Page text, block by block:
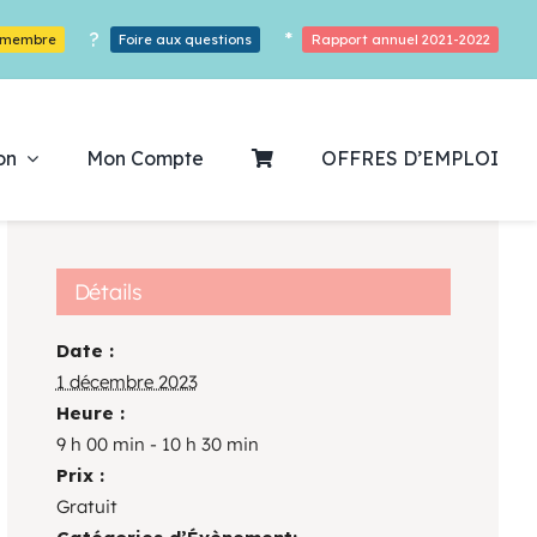
? Foire aux questions * Rapport annuel 2021-2022
notre
Des Heures De Plaisirs!
Mon Compte OFFRES D’EMPLOI
Détails
Date :
1 décembre 2023
Heure :
9 h 00 min - 10 h 30 min
Prix :
Gratuit